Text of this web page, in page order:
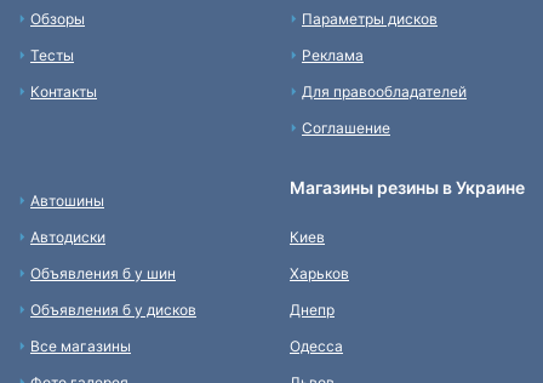
Обзоры
Тесты
Контакты
Параметры дисков
Реклама
Для правообладателей
Соглашение
Автошины
Автодиски
Объявления б у шин
Объявления б у дисков
Все магазины
Магазины резины в Украине
Киев
Харьков
Днепр
Одесса